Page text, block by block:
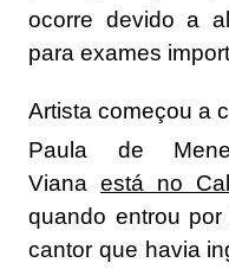
ocorre devido a
para exames
Artista começou a
Paula de
Viana está no
quando entrou
cantor que havia